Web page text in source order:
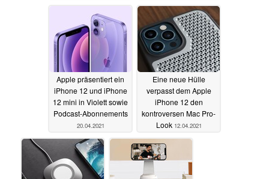
28.04.2021
Apple präsentiert ein
iPhone 12 und iPhone
12 mini in Violett sowie
Podcast-Abonnements
20.04.2021
Eine neue Hülle
verpasst dem Apple
iPhone 12 den
kontroversen Mac Pro-
Look 12.04.2021